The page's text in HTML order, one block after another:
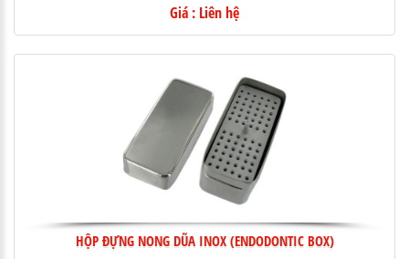
Giá : Liên hệ
HỘP ĐỰNG NONG DŨA INOX (ENDODONTIC BOX)